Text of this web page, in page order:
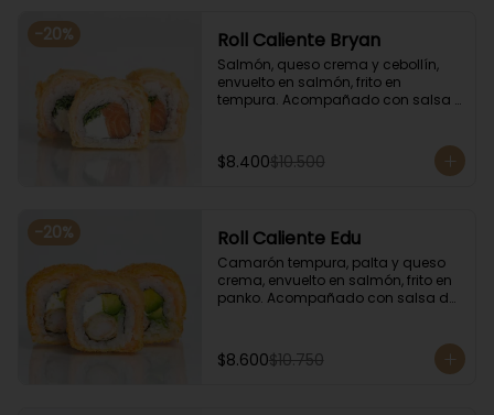
-20% Roll Caliente Bryan
Salmón, queso crema y cebollín,
envuelto en salmón, frito en
tempura. Acompañado con salsa
$8.400$10.500
-20% Roll Caliente Edu
Camarón tempura, palta y queso
crema, envuelto en salmón, frito en
panko. Acompañado con salsa de
$8.600$10.750